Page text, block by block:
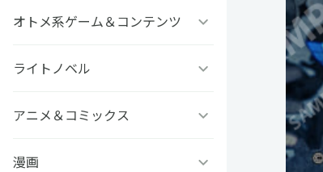
とぅるりぷ - True&Lip
描乃EMOイラストシリーズ
Art Stone Entertainment
さんちゃんく！
ストグラカップル
モノパスイーツフェス
フライハイトクラウディア
ゲームその他
アイドルデスゲームTV
原神
オトメ系ゲーム＆コンテンツ
Clock over ORQUESTA
ときめきメモリアル Girl’s
ライトノベル
ビーンズ文庫24周年
MFブックス
アニメ＆コミックス
聖女の魔力は万能です
漫画